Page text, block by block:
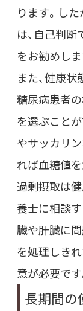
ります。し
は、自己判
をお勧めしま
また、健康
糖尿病患者
を選ぶこと
やサッカリ
れば血糖値
過剰摂取は
養士に相談
臓や肝臓に
を処理しき
意が必要です
長期間の